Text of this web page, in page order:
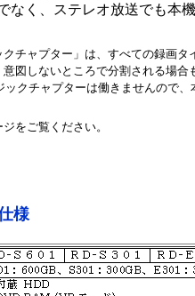
なく、ステレオ放送でも本
クチャプター」は、すべての録画
図しないところで分割される場合
ックチャプターは働きませんので
をご覧ください。
様